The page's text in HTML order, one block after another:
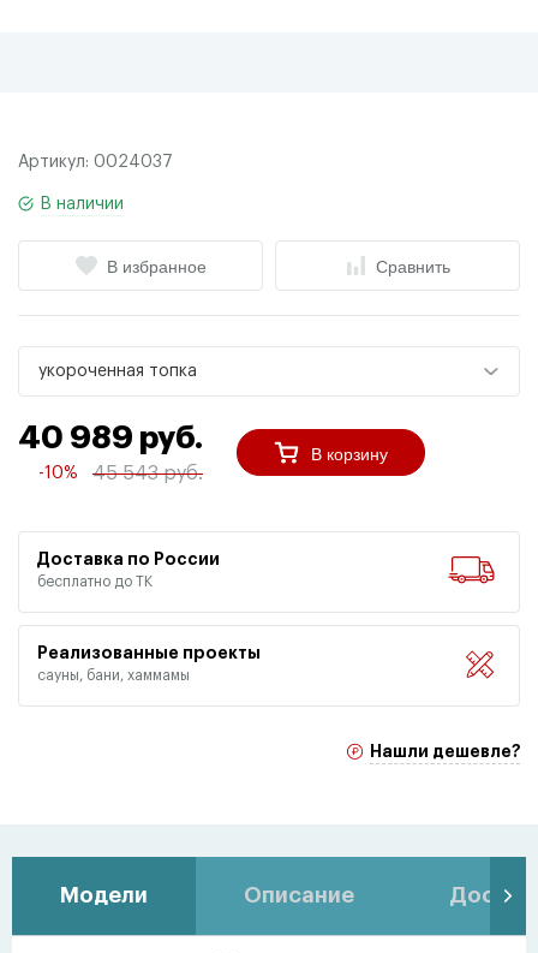
Артикул: 0024037
В наличии
В избранное Сравнить
укороченная топка
40 989 руб.
-10% 45 543 руб.
В корзину
Доставка по России
бесплатно до ТК
Реализованные проекты
сауны, бани, хаммамы
Нашли дешевле?
Модели Описание